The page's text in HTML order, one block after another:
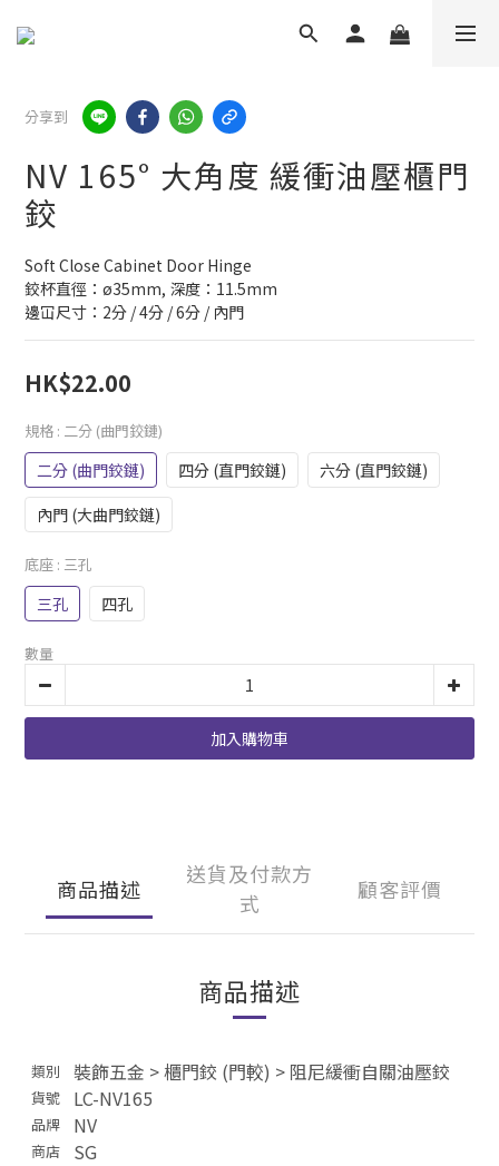
分享到
NV 165° 大角度 緩衝油壓櫃門
鉸
Soft Close Cabinet Door Hinge
鉸杯直徑：ø35mm, 深度：11.5mm
邊冚尺寸：2分 / 4分 / 6分 / 內門
HK$22.00
規格 : 二分 (曲門鉸鏈)
二分 (曲門鉸鏈) 四分 (直門鉸鏈)
六分 (直門鉸鏈)
內門 (大曲門鉸鏈)
底座 : 三孔
三孔 四孔
數量
加入購物車
商品描述
送貨及付款方
式
顧客評價
商品描述
類別 裝飾五金 >櫃門鉸 (門較) > 阻尼緩衝自關油壓鉸
貨號 LC-NV165
品牌 NV
商店 SG